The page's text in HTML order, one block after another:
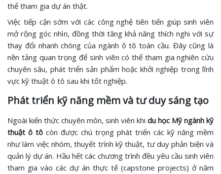
thể tham gia dự án thật.
Việc tiếp cận sớm với các công nghệ tiên tiến giúp sinh viên
mở rộng góc nhìn, đồng thời tăng khả năng thích nghi với sự
thay đổi nhanh chóng của ngành ô tô toàn cầu. Đây cũng là
nền tảng quan trọng để sinh viên có thể tham gia nghiên cứu
chuyên sâu, phát triển sản phẩm hoặc khởi nghiệp trong lĩnh
vực kỹ thuật ô tô sau khi tốt nghiệp.
Phát triển kỹ năng mềm và tư duy sáng tạo
Ngoài kiến thức chuyên môn, sinh viên khi du học Mỹ ngành kỹ
thuật ô tô còn được chú trọng phát triển các kỹ năng mềm
như làm việc nhóm, thuyết trình kỹ thuật, tư duy phản biện và
quản lý dự án. Hầu hết các chương trình đều yêu cầu sinh viên
tham gia vào các dự án thực tế (capstone projects) ở năm